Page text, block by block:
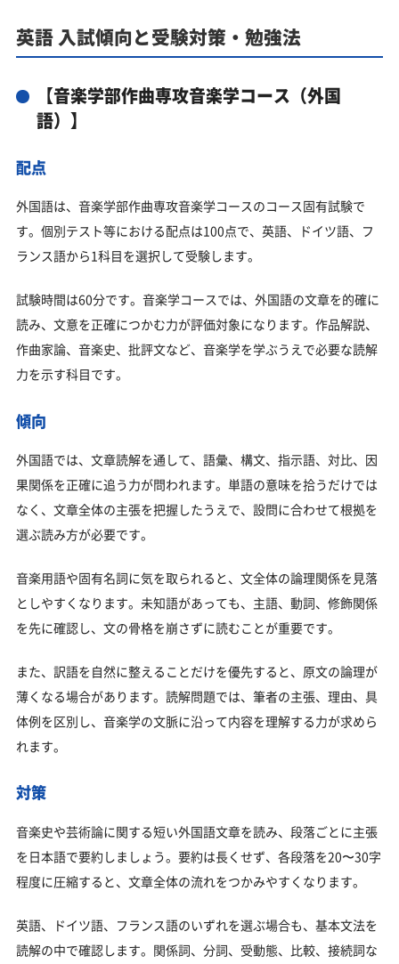
英語 入試傾向と受験対策・勉強法
【音楽学部作曲専攻音楽学コース（外国
語）】
配点
外国語は、音楽学部作曲専攻音楽学コースのコース固有試験で
す。個別テスト等における配点は100点で、英語、ドイツ語、フ
ランス語から1科目を選択して受験します。
試験時間は60分です。音楽学コースでは、外国語の文章を的確に
読み、文意を正確につかむ力が評価対象になります。作品解説、
作曲家論、音楽史、批評文など、音楽学を学ぶうえで必要な読解
力を示す科目です。
傾向
外国語では、文章読解を通して、語彙、構文、指示語、対比、因
果関係を正確に追う力が問われます。単語の意味を拾うだけでは
なく、文章全体の主張を把握したうえで、設問に合わせて根拠を
選ぶ読み方が必要です。
音楽用語や固有名詞に気を取られると、文全体の論理関係を見落
としやすくなります。未知語があっても、主語、動詞、修飾関係
を先に確認し、文の骨格を崩さずに読むことが重要です。
また、訳語を自然に整えることだけを優先すると、原文の論理が
薄くなる場合があります。読解問題では、筆者の主張、理由、具
体例を区別し、音楽学の文脈に沿って内容を理解する力が求めら
れます。
対策
音楽史や芸術論に関する短い外国語文章を読み、段落ごとに主張
を日本語で要約しましょう。要約は長くせず、各段落を20〜30字
程度に圧縮すると、文章全体の流れをつかみやすくなります。
英語、ドイツ語、フランス語のいずれを選ぶ場合も、基本文法を
読解の中で確認します。関係詞、分詞、受動態、比較、接続詞な